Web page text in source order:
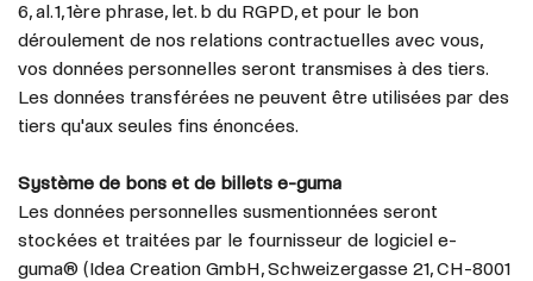
6, al. 1, 1ère phrase, let. b du RGPD, et pour le bon
déroulement de nos relations contractuelles avec vous,
vos données personnelles seront transmises à des tiers.
Les données transférées ne peuvent être utilisées par des
tiers qu'aux seules fins énoncées.
Système de bons et de billets e-guma
Les données personnelles susmentionnées seront
stockées et traitées par le fournisseur de logiciel e-
guma® (Idea Creation GmbH, Schweizergasse 21, CH-8001